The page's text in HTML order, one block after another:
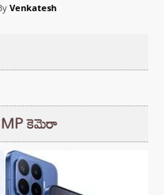
Venkatesh
కెమెరా